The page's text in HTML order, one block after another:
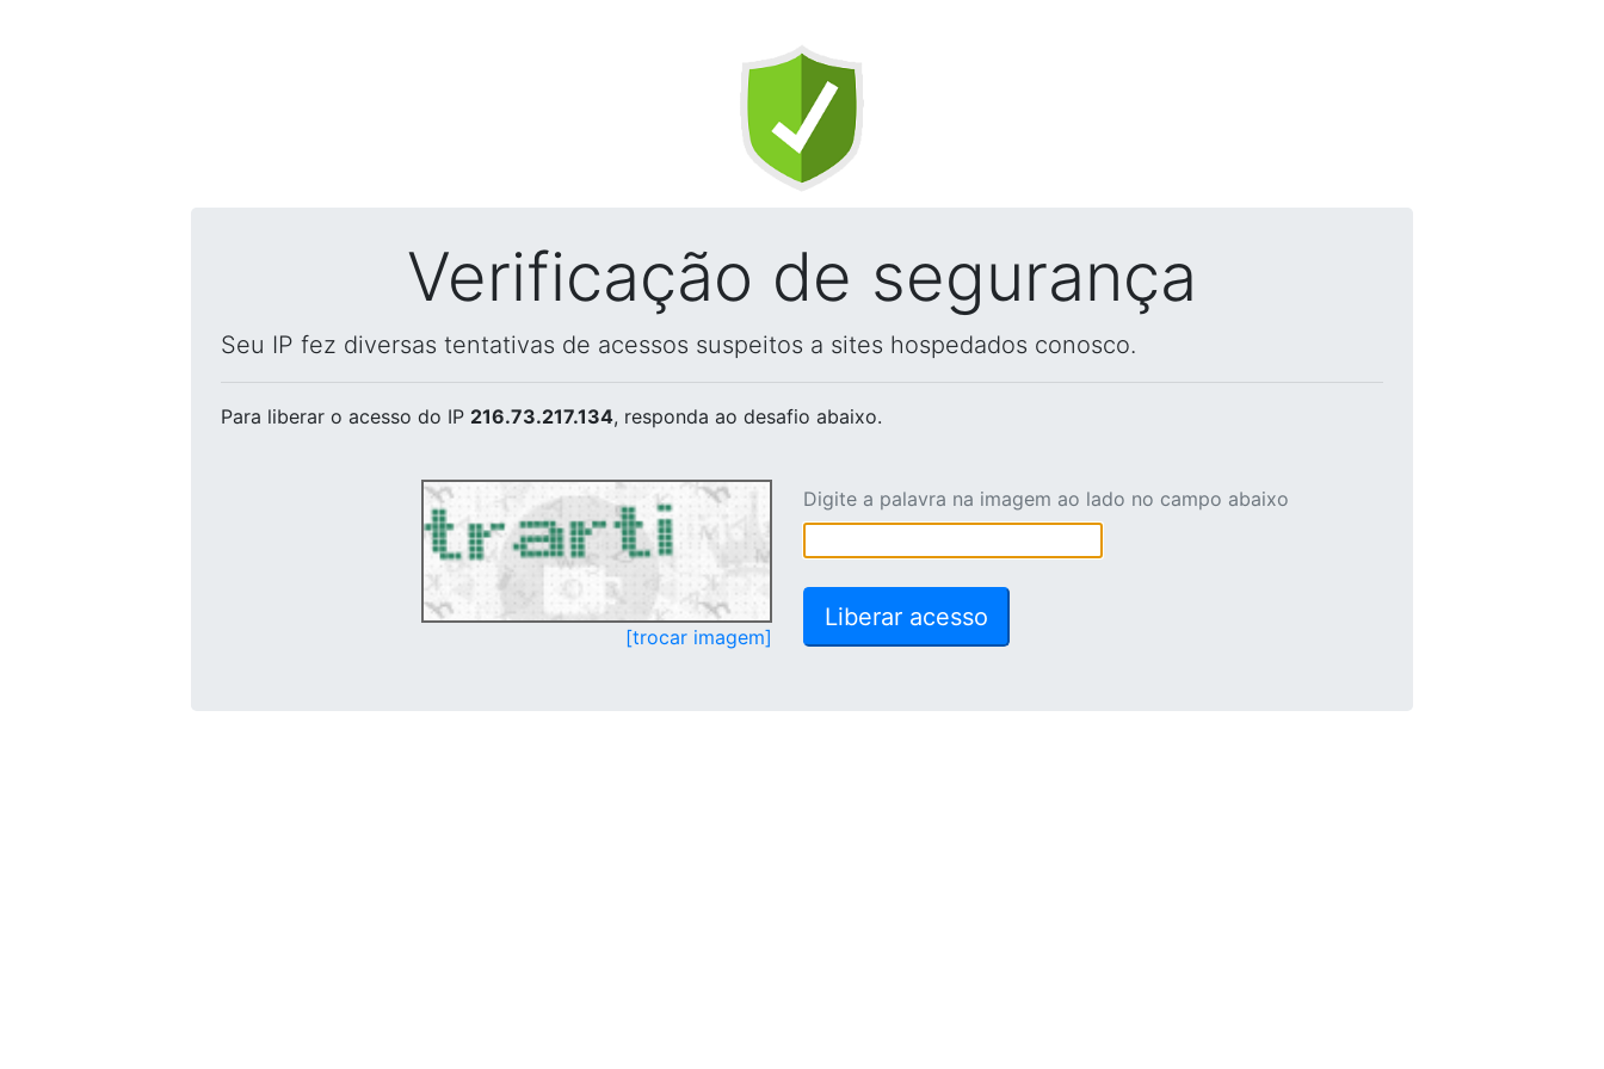
Verificação de segurança
Seu IP fez diversas tentativas de acessos suspeitos a sites hospedados conosco.
Para liberar o acesso do IP 216.73.217.134, responda ao desafio abaixo.
[trocar imagem]
Digite a palavra na imagem ao lado no campo abaixo